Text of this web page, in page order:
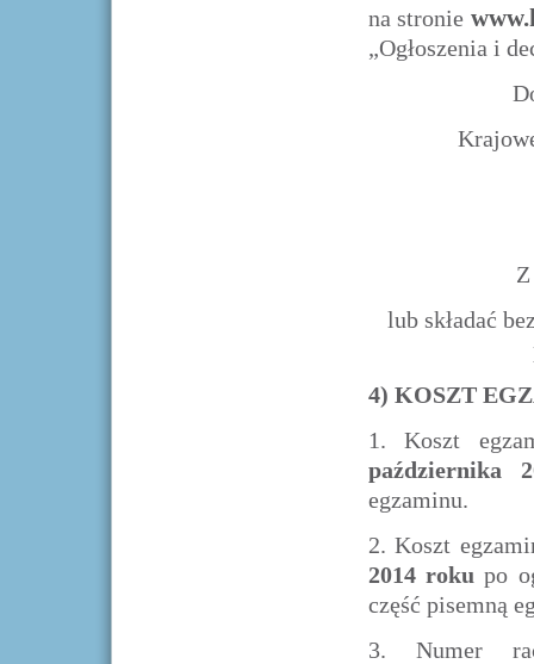
na stronie
„Ogłoszenia i
lub składać
4) KOSZT
1.
Koszt
października
egzaminu.
2.Koszt
2014 roku po
część pisemną
3. Numer